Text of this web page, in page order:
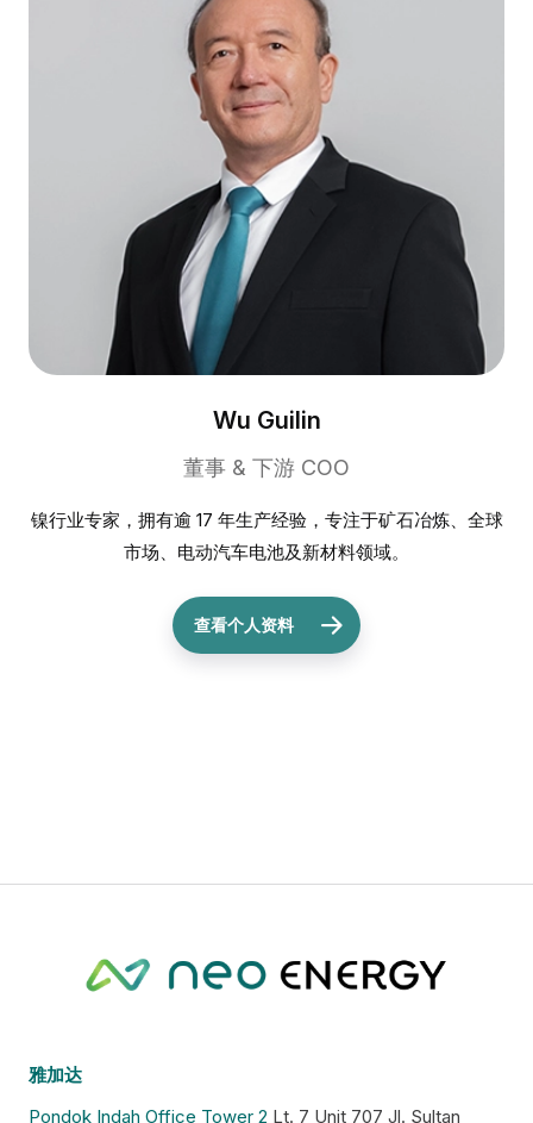
Wu Guilin
董事 & 下游 COO
镍行业专家，拥有逾 17 年生产经验，专注于矿石冶炼、全球
市场、电动汽车电池及新材料领域。
查看个人资料
雅加达
Pondok Indah Office Tower 2 Lt. 7 Unit 707 Jl. Sultan